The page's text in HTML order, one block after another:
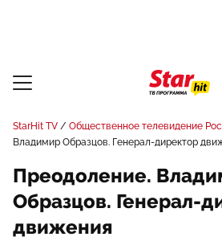
StarHit TV Общественное телевидение
Владимир Образцов. Генерал-директор
Преодоление.
Образцов. Генерал-
движения